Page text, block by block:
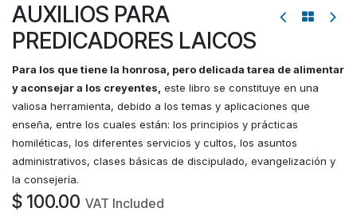
AUXILIOS PARA
PREDICADORES LAICOS
Para los que tiene la honrosa, pero delicada tarea de alimentar
y aconsejar a los creyentes, este libro se constituye en una
valiosa herramienta, debido a los temas y aplicaciones que
enseña, entre los cuales están: los principios y prácticas
homiléticas, los diferentes servicios y cultos, los asuntos
administrativos, clases básicas de discipulado, evangelización y
la consejería.
$ 100.00 VAT Included